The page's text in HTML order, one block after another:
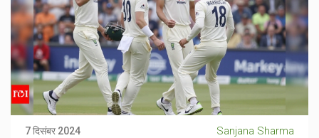
7 दिसंबर 2024 Sanjana Sharma